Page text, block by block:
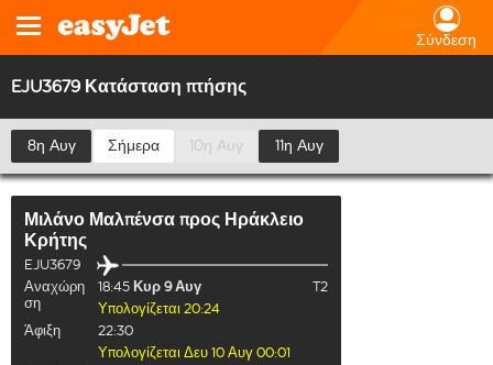
Σύνδεση
EJU3679 Κατάσταση πτήσης
8η Αυγ Σήμερα 10η Αυγ 11η Αυγ
Μιλάνο Μαλπένσα προς Ηράκλειο
Κρήτης
EJU3679
Αναχώρη
ση
18:45 Κυρ 9 Αυγ
T2
Υπολογίζεται 20:24
Άφιξη
22:30
Υπολογίζεται Δευ 10 Αυγ 00:01